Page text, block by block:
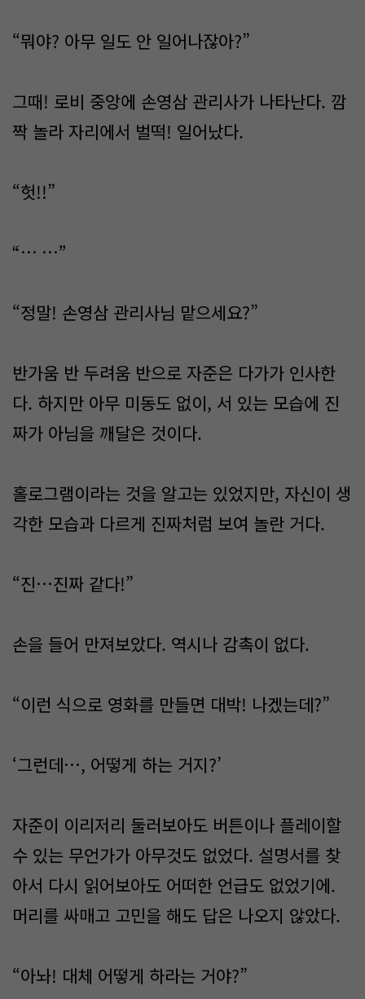
“뭐야? 아무 일도 안 일어나잖아?”
그때! 로비 중앙에 손영삼 관리사가 나타난다. 깜
짝 놀라 자리에서 벌떡! 일어났다.
“헛!!”
“… …”
“정말! 손영삼 관리사님 맡으세요?”
반가움 반 두려움 반으로 자준은 다가가 인사한
다. 하지만 아무 미동도 없이, 서 있는 모습에 진
짜가 아님을 깨달은 것이다.
홀로그램이라는 것을 알고는 있었지만, 자신이 생
각한 모습과 다르게 진짜처럼 보여 놀란 거다.
“진…진짜 같다!”
손을 들어 만져보았다. 역시나 감촉이 없다.
“이런 식으로 영화를 만들면 대박! 나겠는데?”
‘그런데…, 어떻게 하는 거지?’
자준이 이리저리 둘러보아도 버튼이나 플레이할
수 있는 무언가가 아무것도 없었다. 설명서를 찾
아서 다시 읽어보아도 어떠한 언급도 없었기에.
머리를 싸매고 고민을 해도 답은 나오지 않았다.
“아놔! 대체 어떻게 하라는 거야?”